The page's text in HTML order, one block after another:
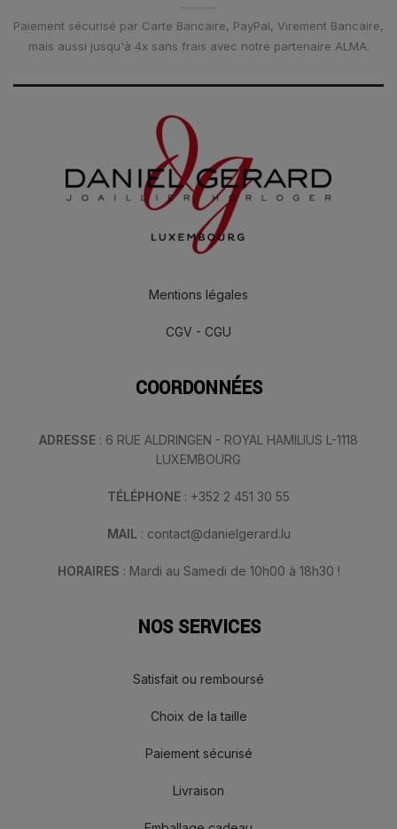
Paiement sécurisé par Carte Bancaire, PayPal, Virement Bancaire,
mais aussi jusqu'à 4x sans frais avec notre partenaire ALMA.
Mentions légales
CGV - CGU
COORDONNÉES
ADRESSE : 6 RUE ALDRINGEN - ROYAL HAMILIUS L-1118
LUXEMBOURG
TÉLÉPHONE : +352 2 451 30 55
MAIL : contact@danielgerard.lu
HORAIRES : Mardi au Samedi de 10h00 à 18h30 !
NOS SERVICES
Satisfait ou remboursé
Choix de la taille
Paiement sécurisé
Livraison